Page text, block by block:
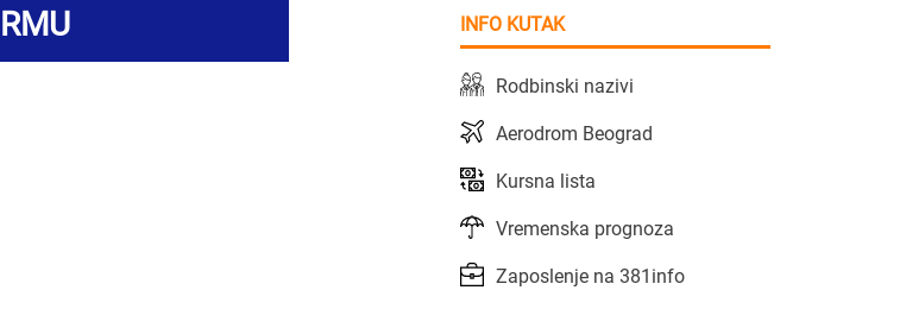
INFO KUTAK
Rodbinski nazivi
Aerodrom Beograd
Kursna lista
Vremenska prognoza
Zaposlenje na 381info